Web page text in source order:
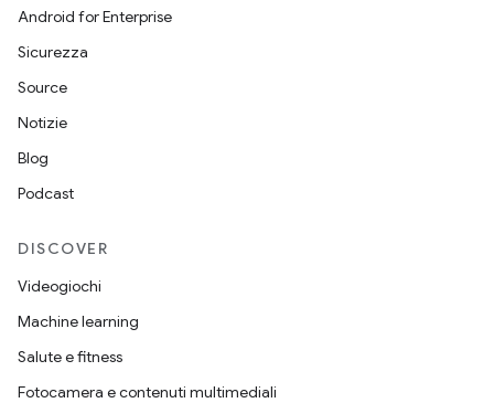
Android for Enterprise
Sicurezza
Source
Notizie
Blog
Podcast
DISCOVER
Videogiochi
Machine learning
Salute e fitness
Fotocamera e contenuti multimediali